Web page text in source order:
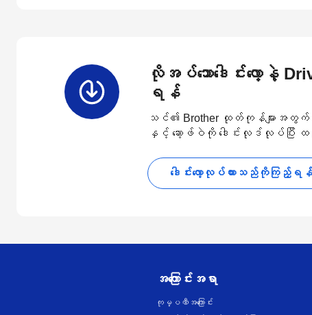
လိုအပ်သောဒေါင်းလော့နဲ့
ရန်
သင်၏ Brother ထုတ်ကုန်များအတွက် နော
နှင့် ဆော့ဖ်ဝဲကို ဒေါင်းလုဒ်လုပ်ပြီး
ဒေါင်းလော့လုပ်ထားသည်ကိုကြည့်ရန်
အကြောင်းအရာ
ကုမ္ပဏီအကြောင်း